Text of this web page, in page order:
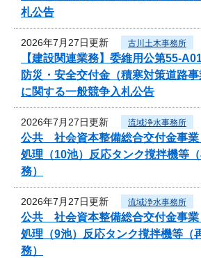
札公告
2026年7月27日更新 古川土木事務所
【建設関連業務】委維用公第55-
防災・安全交付金（積寒対策道路
に関する一般競争入札公告
2026年7月27日更新 流域浄水事務所
公共 社会資本整備総合交付金事業
処理（10池）反応タンク撹拌機等
務）
2026年7月27日更新 流域浄水事務所
公共 社会資本整備総合交付金事業
処理（9池）反応タンク撹拌機等（
務）